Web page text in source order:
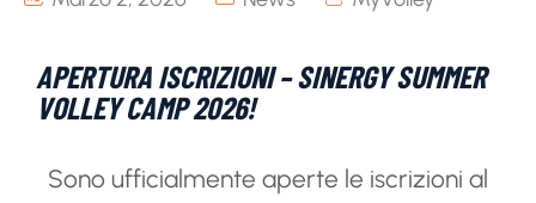
APERTURA ISCRIZIONI – SINERGY SUMMER
VOLLEY CAMP 2026!
Sono ufficialmente aperte le iscrizioni al